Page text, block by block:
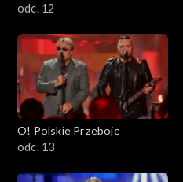
odc. 12
O! Polskie Przeboje
odc. 13